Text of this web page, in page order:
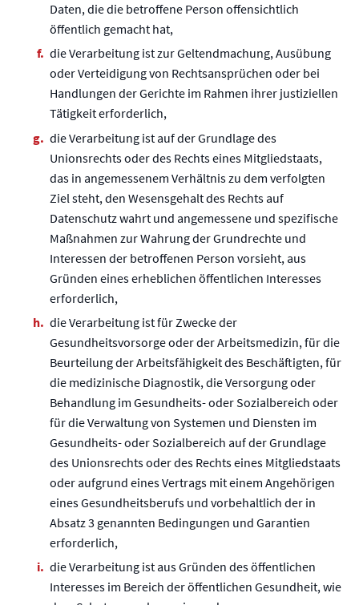
Daten, die die betroffene Person offensichtlich
öffentlich gemacht hat,
die Verarbeitung ist zur Geltendmachung, Ausübung
oder Verteidigung von Rechtsansprüchen oder bei
Handlungen der Gerichte im Rahmen ihrer justiziellen
Tätigkeit erforderlich,
die Verarbeitung ist auf der Grundlage des
Unionsrechts oder des Rechts eines Mitgliedstaats,
das in angemessenem Verhältnis zu dem verfolgten
Ziel steht, den Wesensgehalt des Rechts auf
Datenschutz wahrt und angemessene und spezifische
Maßnahmen zur Wahrung der Grundrechte und
Interessen der betroffenen Person vorsieht, aus
Gründen eines erheblichen öffentlichen Interesses
erforderlich,
die Verarbeitung ist für Zwecke der
Gesundheitsvorsorge oder der Arbeitsmedizin, für die
Beurteilung der Arbeitsfähigkeit des Beschäftigten, für
die medizinische Diagnostik, die Versorgung oder
Behandlung im Gesundheits- oder Sozialbereich oder
für die Verwaltung von Systemen und Diensten im
Gesundheits- oder Sozialbereich auf der Grundlage
des Unionsrechts oder des Rechts eines Mitgliedstaats
oder aufgrund eines Vertrags mit einem Angehörigen
eines Gesundheitsberufs und vorbehaltlich der in
Absatz 3 genannten Bedingungen und Garantien
erforderlich,
die Verarbeitung ist aus Gründen des öffentlichen
Interesses im Bereich der öffentlichen Gesundheit, wie